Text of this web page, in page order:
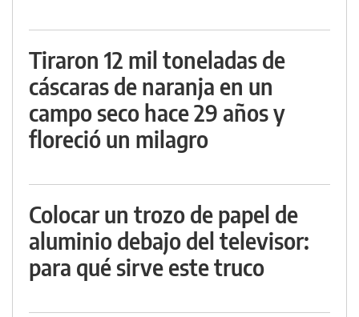
Tiraron 12 mil toneladas de
cáscaras de naranja en un
campo seco hace 29 años y
floreció un milagro
Colocar un trozo de papel de
aluminio debajo del televisor:
para qué sirve este truco